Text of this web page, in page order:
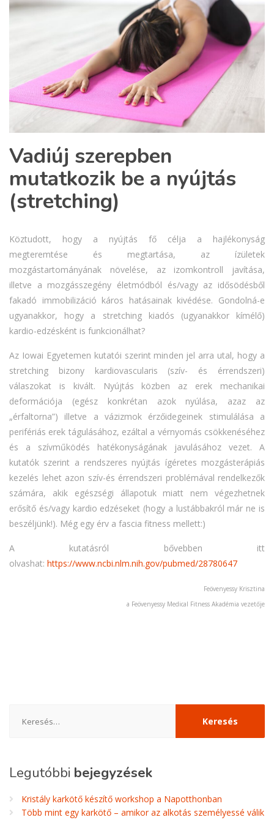
Vadiúj szerepben
mutatkozik be a nyújtás
(stretching)
Köztudott, hogy a nyújtás fő célja a hajlékonyság
megteremtése és megtartása, az ízületek
mozgástartományának növelése, az izomkontroll javítása,
illetve a mozgásszegény életmódból és/vagy az idősödésből
fakadó immobilizáció káros hatásainak kivédése. Gondolná-e
ugyanakkor, hogy a stretching kiadós (ugyanakkor kímélő)
kardio-edzésként is funkcionálhat?
Az Iowai Egyetemen kutatói szerint minden jel arra utal, hogy a
stretching bizony kardiovascularis (szív- és érrendszeri)
válaszokat is kivált. Nyújtás közben az erek mechanikai
deformációja (egész konkrétan azok nyúlása, azaz az
„érfaltorna”) illetve a vázizmok érzőidegeinek stimulálása a
perifériás erek tágulásához, ezáltal a vérnyomás csökkenéséhez
és a szívműködés hatékonyságának javulásához vezet. A
kutatók szerint a rendszeres nyújtás ígéretes mozgásterápiás
kezelés lehet azon szív-és érrendszeri problémával rendelkezők
számára, akik egészségi állapotuk miatt nem végezhetnek
erősítő és/vagy kardio edzéseket (hogy a lustábbakról már ne is
beszéljünk!). Még egy érv a fascia fitness mellett:)
A kutatásról bővebben itt
olvashat: https://www.ncbi.nlm.nih.gov/pubmed/28780647
Feövenyessy Krisztina
a Feövenyessy Medical Fitness Akadémia vezetője
Legutóbbi bejegyzések
Kristály karkötő készítő workshop a Napotthonban
Több mint egy karkötő – amikor az alkotás személyessé válik